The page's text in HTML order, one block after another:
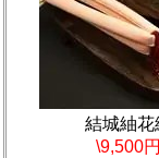
結城紬花
\9,500